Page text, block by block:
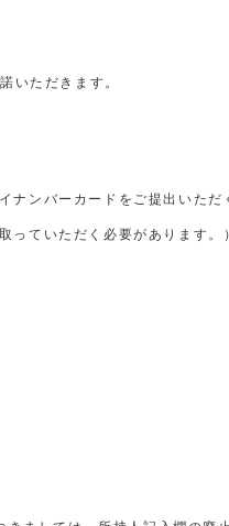
いただきます。
ナンバーカードをご提出いただ
っていただく必要があります。